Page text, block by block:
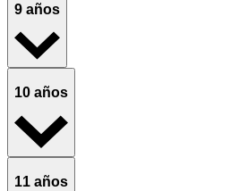
9 años
10 años
11 años